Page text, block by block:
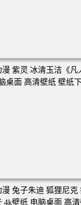
人修仙传 韩立 结婴 4k
壁纸下载 壁纸大全
灵 冰清玉洁《凡人修仙
清壁纸 壁纸下载 壁纸